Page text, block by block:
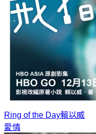
Ring of the Day賴以威
愛情